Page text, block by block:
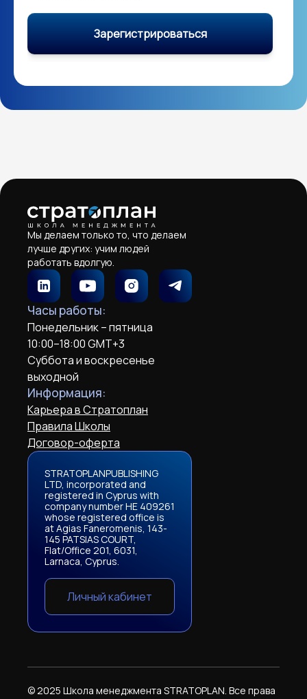
Мы делаем только то, что делаем
лучше других: учим людей
работать вдолгую.
Часы работы:
Понедельник – пятница
10:00–18:00 GMT+3
Суббота и воскресенье
выходной
Информация:
Карьера в Стратоплан
Правила Школы
Договор-оферта
STRATOPLANPUBLISHING
LTD, incorporated and
registered in Cyprus with
company number HE 409261
whose registered office is
at Agias Faneromenis, 143-
145 PATSIAS COURT,
Flat/Office 201, 6031,
Larnaca, Cyprus.
Личный кабинет
© 2025 Школа менеджмента STRATOPLAN. Все права